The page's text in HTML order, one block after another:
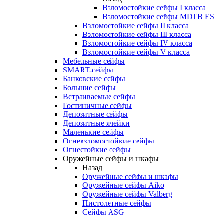
Взломостойкие сейфы I класса
Взломостойкие сейфы MDTB ES
Взломостойкие сейфы II класса
Взломостойкие сейфы III класса
Взломостойкие сейфы IV класса
Взломостойкие сейфы V класса
Мебельные сейфы
SMART-сейфы
Банковские сейфы
Большие сейфы
Встраиваемые сейфы
Гостиничные сейфы
Депозитные сейфы
Депозитные ячейки
Маленькие сейфы
Огневзломостойкие сейфы
Огнестойкие сейфы
Оружейные сейфы и шкафы
Назад
Оружейные сейфы и шкафы
Оружейные сейфы Aiko
Оружейные сейфы Valberg
Пистолетные сейфы
Сейфы ASG